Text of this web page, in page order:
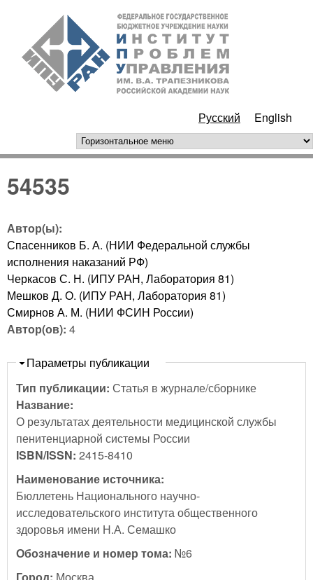
Перейти к основному
содержанию
РАН
Русский English
горизонтальное меню
54535
Автор(ы):
Спасенников Б. А. (НИИ Федеральной службы
исполнения наказаний РФ)
Черкасов С. Н. (ИПУ РАН, Лаборатория 81)
Мешков Д. О. (ИПУ РАН, Лаборатория 81)
Смирнов А. М. (НИИ ФСИН России)
Автор(ов): 4
Скрыть
Параметры публикации
Тип публикации: Статья в журнале/сборнике
Название:
О результатах деятельности медицинской службы
пенитенциарной системы России
ISBN/ISSN: 2415-8410
Наименование источника:
Бюллетень Национального научно-
исследовательского института общественного
здоровья имени Н.А. Семашко
Обозначение и номер тома: №6
Город: Москва